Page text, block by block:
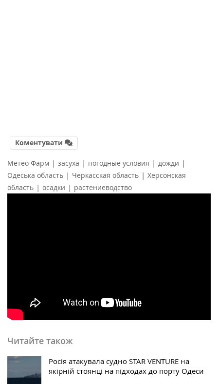
Коментувати
Метео Фарм | засуха | погодные условия | дожди |
Одеська область | Черкасская область | Херсонская
область | осадки | растениеводство
Читайте також
Росія атакувала судно STAR VENTURE на
якірній стоянці на підходах до порту Одеси